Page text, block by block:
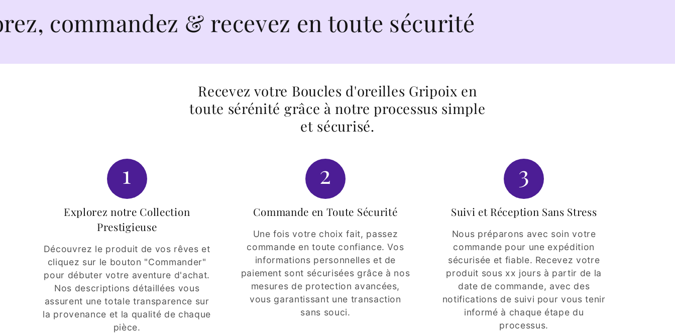
& recevez en toute sécurité
Recevez votre Boucles d'oreilles Gripoix en
toute sérénité grâce à notre processus simple
et sécurisé.
1
Explorez notre Collection
Prestigieuse
Découvrez le produit de vos rêves et
cliquez sur le bouton "Commander"
pour débuter votre aventure d'achat.
Nos descriptions détaillées vous
assurent une totale transparence sur
la provenance et la qualité de chaque
pièce.
2
Commande en Toute Sécurité
Une fois votre choix fait, passez
commande en toute confiance. Vos
informations personnelles et de
paiement sont sécurisées grâce à nos
mesures de protection avancées,
vous garantissant une transaction
sans souci.
3
Suivi et Réception Sans Stress
Nous préparons avec soin votre
commande pour une expédition
sécurisée et fiable. Recevez votre
produit sous xx jours à partir de la
date de commande, avec des
notifications de suivi pour vous tenir
informé à chaque étape du
processus.